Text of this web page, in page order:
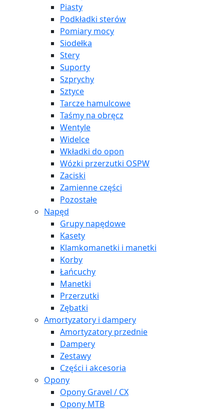
Piasty
Podkładki sterów
Pomiary mocy
Siodełka
Stery
Suporty
Szprychy
Sztyce
Tarcze hamulcowe
Taśmy na obręcz
Wentyle
Widelce
Wkładki do opon
Wózki przerzutki OSPW
Zaciski
Zamienne części
Pozostałe
Napęd
Grupy napędowe
Kasety
Klamkomanetki i manetki
Korby
Łańcuchy
Manetki
Przerzutki
Zębatki
Amortyzatory i dampery
Amortyzatory przednie
Dampery
Zestawy
Części i akcesoria
Opony
Opony Gravel / CX
Opony MTB